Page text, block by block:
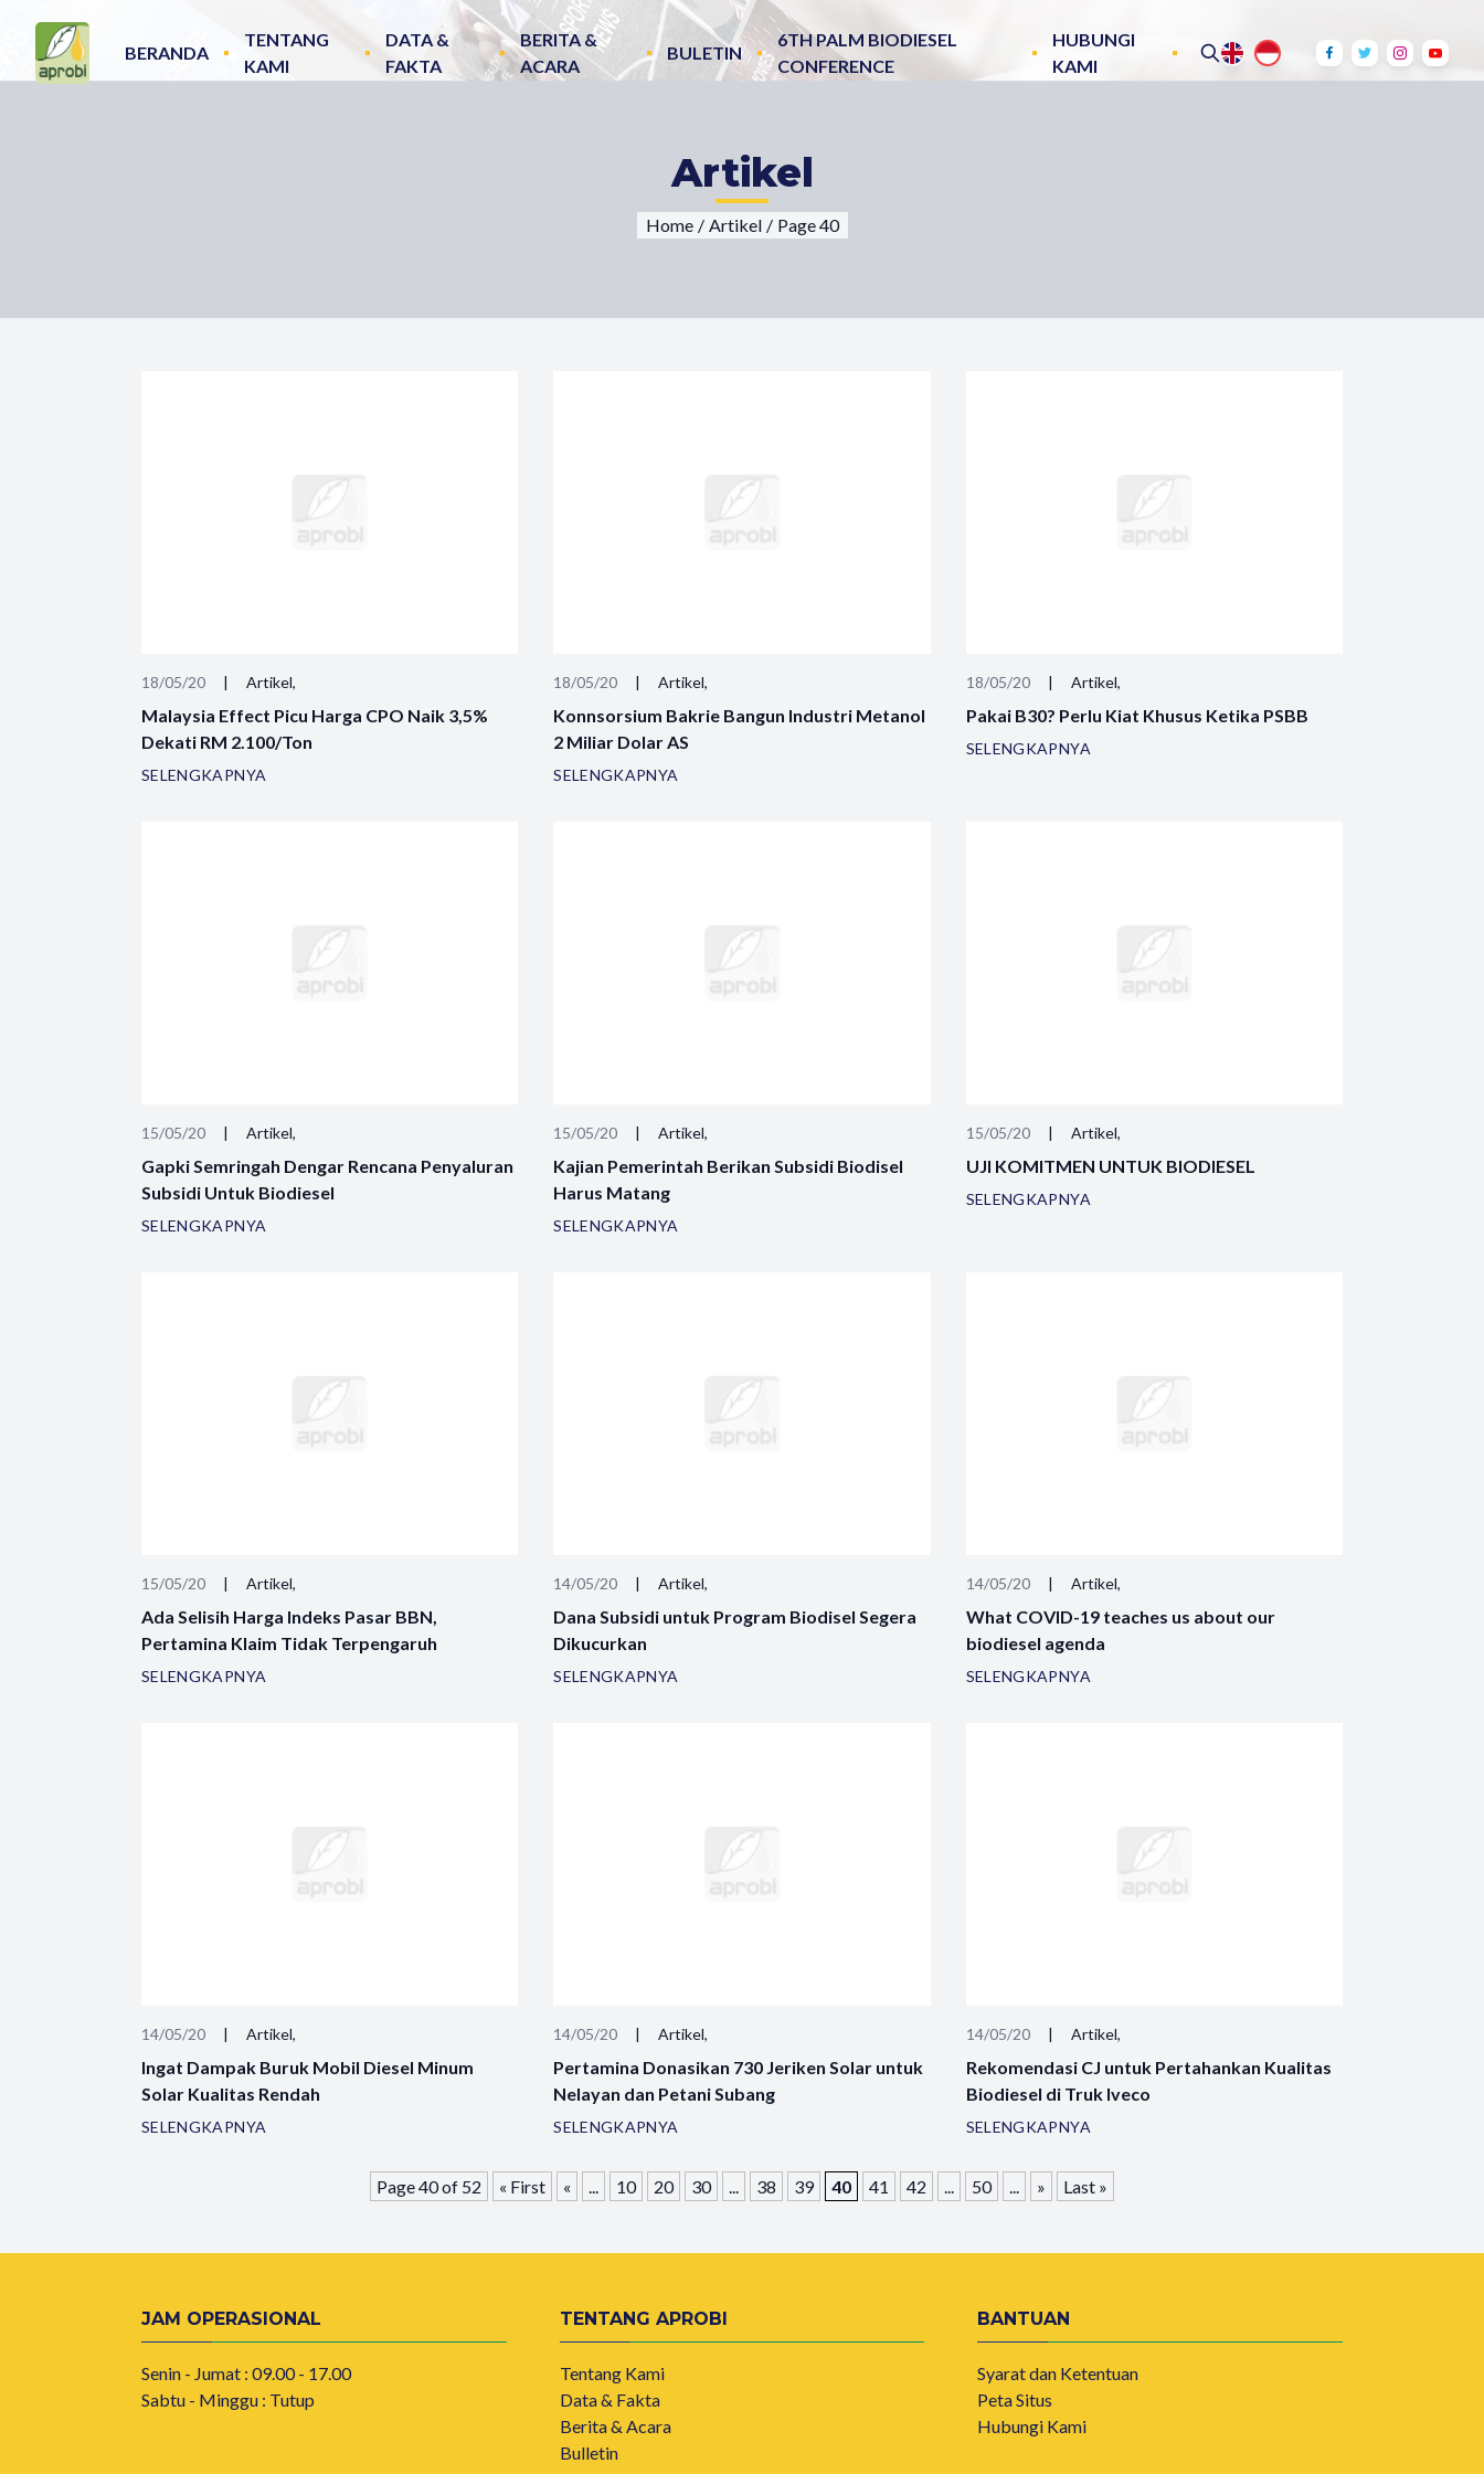
BERANDA
TENTANG
KAMI
DATA &
FAKTA
BERITA &
ACARA
BULETIN
6TH PALM BIODIESEL
CONFERENCE
HUBUNGI
KAMI
Artikel
Home / Artikel / Page 40
18/05/20 | Artikel,
Malaysia Effect Picu Harga CPO Naik 3,5%
Dekati RM 2.100/Ton
SELENGKAPNYA
18/05/20 | Artikel,
Konnsorsium Bakrie Bangun Industri Metanol
2 Miliar Dolar AS
SELENGKAPNYA
18/05/20 | Artikel,
Pakai B30? Perlu Kiat Khusus Ketika PSBB
SELENGKAPNYA
15/05/20 | Artikel,
Gapki Semringah Dengar Rencana Penyaluran
Subsidi Untuk Biodiesel
SELENGKAPNYA
15/05/20 | Artikel,
Kajian Pemerintah Berikan Subsidi Biodisel
Harus Matang
SELENGKAPNYA
15/05/20 | Artikel,
UJI KOMITMEN UNTUK BIODIESEL
SELENGKAPNYA
15/05/20 | Artikel,
Ada Selisih Harga Indeks Pasar BBN,
Pertamina Klaim Tidak Terpengaruh
SELENGKAPNYA
14/05/20 | Artikel,
Dana Subsidi untuk Program Biodisel Segera
Dikucurkan
SELENGKAPNYA
14/05/20 | Artikel,
What COVID-19 teaches us about our
biodiesel agenda
SELENGKAPNYA
14/05/20 | Artikel,
Ingat Dampak Buruk Mobil Diesel Minum
Solar Kualitas Rendah
SELENGKAPNYA
14/05/20 | Artikel,
Pertamina Donasikan 730 Jeriken Solar untuk
Nelayan dan Petani Subang
SELENGKAPNYA
14/05/20 | Artikel,
Rekomendasi CJ untuk Pertahankan Kualitas
Biodiesel di Truk Iveco
SELENGKAPNYA
Page 40 of 52 « First « ... 10 20 30 ... 38 39 40 41 42 ... 50 ... » Last »
JAM OPERASIONAL
Senin - Jumat : 09.00 - 17.00
Sabtu - Minggu : Tutup
TENTANG APROBI
Tentang Kami
Data & Fakta
Berita & Acara
Bulletin
BANTUAN
Syarat dan Ketentuan
Peta Situs
Hubungi Kami